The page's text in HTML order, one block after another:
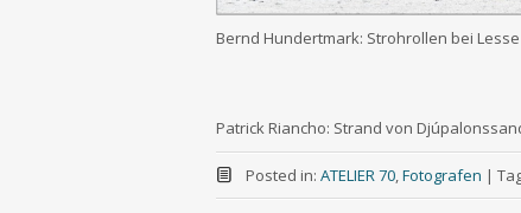
Bernd Hun­dert­mark: Strohrol­len bei Lesse
Patrick Riancho: Strand von
Posted in: ATELIER 70,Fotografen |